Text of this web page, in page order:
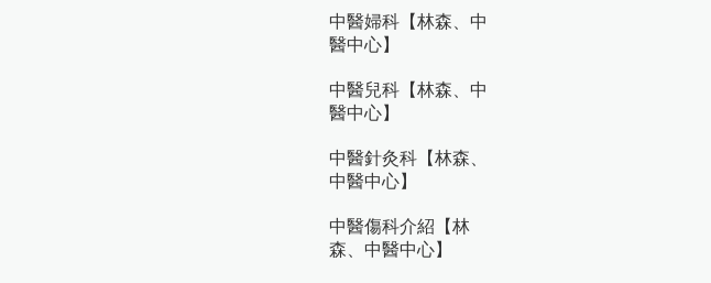
中醫婦科【林森、中
醫中心】
中醫兒科【林森、中
醫中心】
中醫針灸科【林森、
中醫中心】
中醫傷科介紹【林
森、中醫中心】